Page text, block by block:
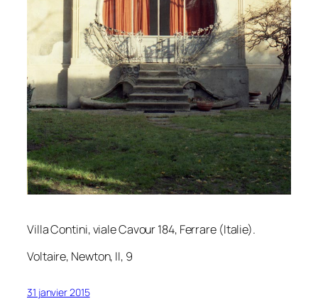
Villa Contini, viale Cavour 184, Ferrare (Italie).
Voltaire, Newton, II, 9
31 janvier 2015